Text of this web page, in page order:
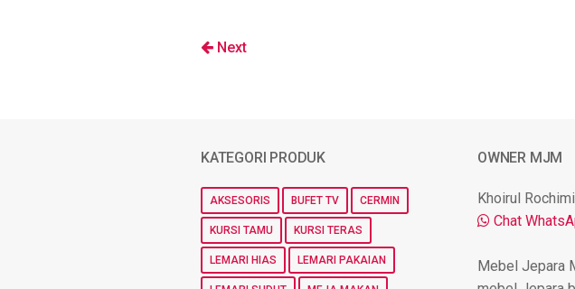
Next
KATEGORI PRODUK
AKSESORIS BUFET TV CERMIN
KURSI TAMU KURSI TERAS
LEMARI HIAS LEMARI PAKAIAN
OWNER MJM
Khoirul
Chat
Mebel Jepara